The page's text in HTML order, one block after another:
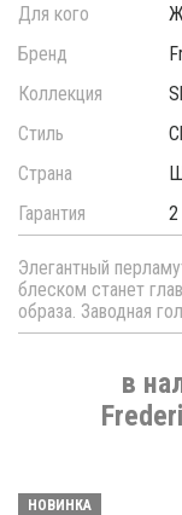
Для кого
Бренд
Коллекция
Стиль
Страна
Гарантия
2
Элегантный
блеском станет
образа. Заводная
в
НОВИНКА